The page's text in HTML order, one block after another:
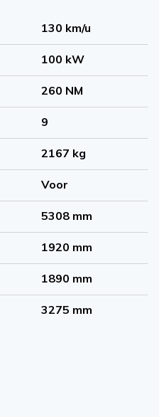
130 km/u
100 kW
260 NM
9
2167 kg
Voor
5308 mm
1920 mm
1890 mm
3275 mm